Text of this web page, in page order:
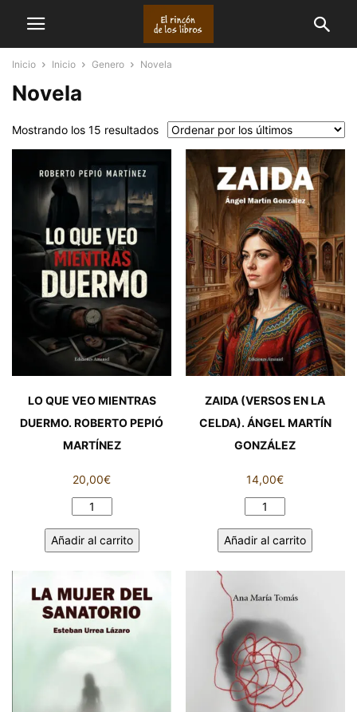
Inicio Inicio Genero Novela
Novela
Mostrando los 15 resultadosOrdenado
últimos
LO QUE VEO MIENTRAS
DUERMO. ROBERTO PEPIÓ
MARTÍNEZ
20,00€
VEO
ROBERTO
PEPIÓ
Añadir al carrito
ZAIDA (VERSOS EN LA
CELDA). ÁNGEL MARTÍN
GONZÁLEZ
14,00€
ZAIDA
EN
ÁNGEL
MARTÍN
GONZÁLEZ
cantidad
Añadir al carrito